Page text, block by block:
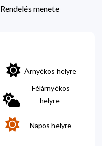
Rendelés menete
Árnyékos helyre
Félárnyékos
helyre
Napos helyre